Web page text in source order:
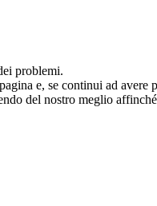
problemi.
e, se continui ad avere
del nostro meglio